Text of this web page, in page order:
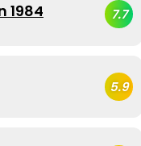
1984 7.7
5.9